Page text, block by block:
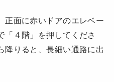
面に赤いドアのエレベー
「４階」を押してくださ
降りると、長細い通路に出